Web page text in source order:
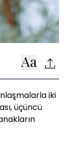
iki
üçüncü